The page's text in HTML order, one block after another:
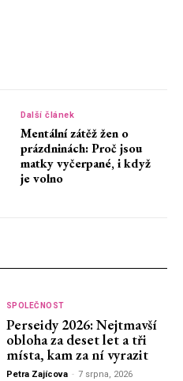
Další článek
Mentální zátěž žen o
prázdninách: Proč jsou
matky vyčerpané, i když
je volno
SPOLEČNOST
Perseidy 2026: Nejtmavší
obloha za deset let a tři
místa, kam za ní vyrazit
Petra Zajícova - 7 srpna, 2026